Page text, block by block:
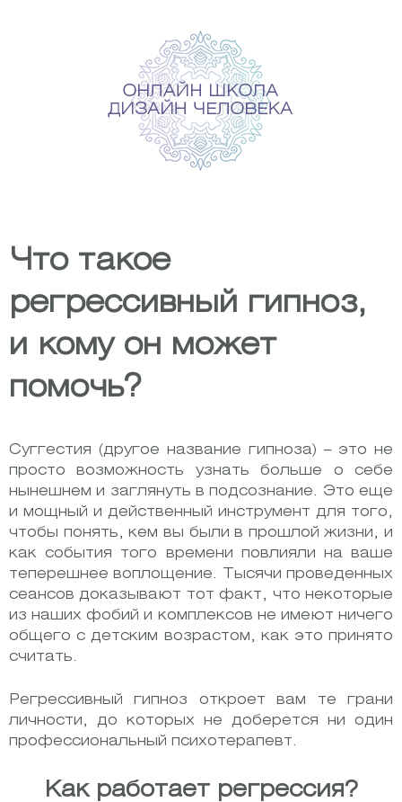
Что такое
регрессивный гипноз,
и кому он может
помочь?
Суггестия (другое название гипноза) – это не
просто возможность узнать больше о себе
нынешнем и заглянуть в подсознание. Это еще
и мощный и действенный инструмент для того,
чтобы понять, кем вы были в прошлой жизни, и
как события того времени повлияли на ваше
теперешнее воплощение. Тысячи проведенных
сеансов доказывают тот факт, что некоторые
из наших фобий и комплексов не имеют ничего
общего с детским возрастом, как это принято
считать.
Регрессивный гипноз откроет вам те грани
личности, до которых не доберется ни один
профессиональный психотерапевт.
Как работает регрессия?